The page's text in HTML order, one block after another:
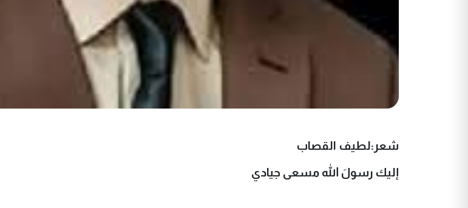
شعر:لطيف القصاب
إليك رسولَ الله مسعى جيادي